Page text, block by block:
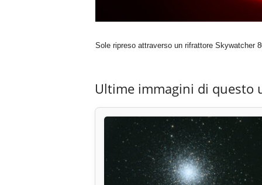
Sole ripreso attraverso un rifrattore Skywatcher
Ultime immagini di questo